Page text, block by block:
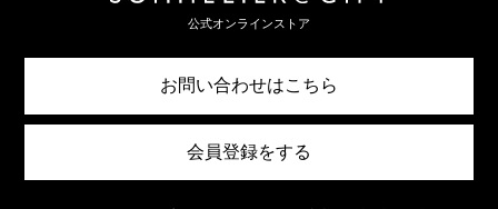
公式オンラインストア
お問い合わせはこちら
会員登録をする